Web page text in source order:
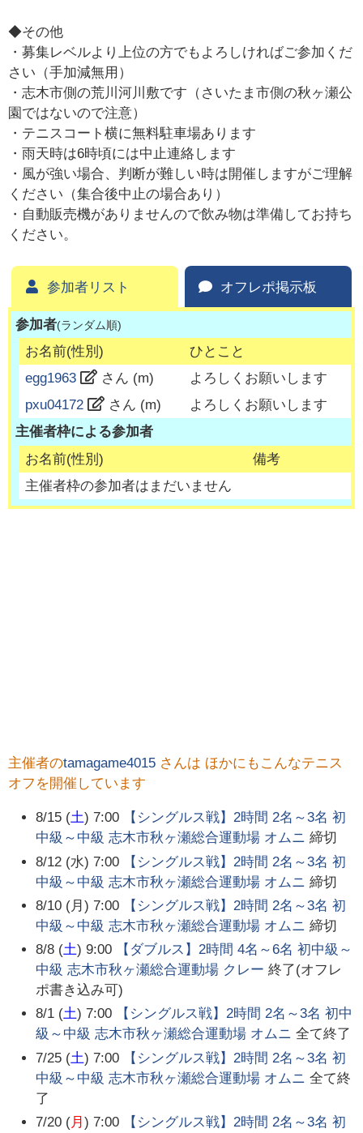
◆その他
・募集レベルより上位の方でもよろしければご参加くだ
さい（手加減無用）
・志木市側の荒川河川敷です（さいたま市側の秋ヶ瀬公
園ではないので注意）
・テニスコート横に無料駐車場あります
・雨天時は6時頃には中止連絡します
・風が強い場合、判断が難しい時は開催しますがご理解
ください（集合後中止の場合あり）
・自動販売機がありませんので飲み物は準備してお持ち
ください。
参加者リスト オフレポ掲示板
参加者(ランダム順)
お名前(性別)
ひとこと
egg1963
さん (m)
よろしくお願いします
pxu04172
さん (m)
よろしくお願いします
主催者枠による参加者
お名前(性別)
備考
主催者枠の参加者はまだいません
主催者のtamagame4015 さんは ほかにもこんなテニス
オフを開催しています
8/15 (土) 7:00
【シングルス戦】2時間 2名～3名 初
中級～中級 志木市秋ヶ瀬総合運動場 オムニ 締切
8/12 (水) 7:00
【シングルス戦】2時間 2名～3名 初
中級～中級 志木市秋ヶ瀬総合運動場 オムニ 締切
8/10 (月) 7:00
【シングルス戦】2時間 2名～3名 初
中級～中級 志木市秋ヶ瀬総合運動場 オムニ 締切
8/8 (土) 9:00
【ダブルス】2時間 4名～6名 初中級～
中級 志木市秋ヶ瀬総合運動場 クレー 終了(オフレ
ポ書き込み可)
8/1 (土) 7:00
【シングルス戦】2時間 2名～3名 初中
級～中級 志木市秋ヶ瀬総合運動場 オムニ 全て終了
7/25 (土) 7:00
【シングルス戦】2時間 2名～3名 初
中級～中級 志木市秋ヶ瀬総合運動場 オムニ 全て終
了
7/20 (月) 7:00
【シングルス戦】2時間 2名～3名 初